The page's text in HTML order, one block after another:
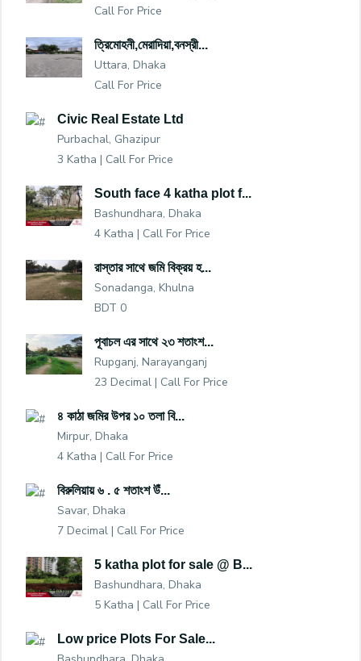
Call For Price
ত্রিমোহনী,মেরাদিয়া,বনস্রী...
Uttara, Dhaka
Call For Price
Civic Real Estate Ltd
Purbachal, Ghazipur
3 Katha | Call For Price
South face 4 katha plot f...
Bashundhara, Dhaka
4 Katha | Call For Price
রাস্তার সাথে জমি বিক্রয় হ...
Sonadanga, Khulna
BDT 0
পূবাচল এর সাথে ২৩ শতাংশ...
Rupganj, Narayanganj
23 Decimal | Call For Price
৪ কাঠা জমির উপর ১০ তলা বি...
Mirpur, Dhaka
4 Katha | Call For Price
বিরুলিয়ায় ৬ . ৫ শতাংশ উঁ...
Savar, Dhaka
7 Decimal | Call For Price
5 katha plot for sale @ B...
Bashundhara, Dhaka
5 Katha | Call For Price
Low price Plots For Sale...